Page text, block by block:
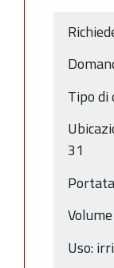
Tipo di
31
Uso: